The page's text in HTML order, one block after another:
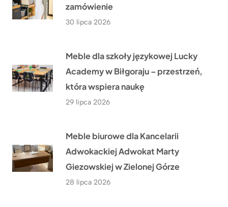
zamówienie
30 lipca 2026
Meble dla szkoły językowej Lucky
Academy w Biłgoraju – przestrzeń,
która wspiera naukę
29 lipca 2026
Meble biurowe dla Kancelarii
Adwokackiej Adwokat Marty
Giezowskiej w Zielonej Górze
28 lipca 2026